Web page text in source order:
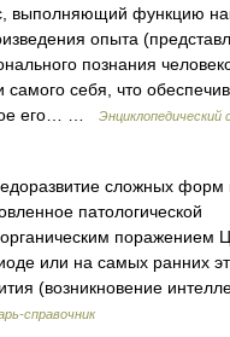
выполняющий функцию
опыта
познания
себя, что
его… …
Энциклопедический
сложных форм
патологической
поражением
или на самых ранних
(возникновение
справочник